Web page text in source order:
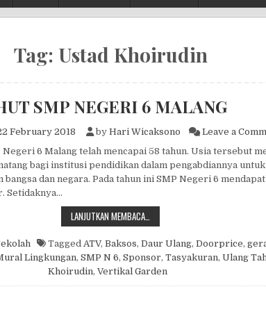
Tag: Ustad Khoirudin
SMP NEGERI 6 MALANG
February 2018 by Hari Wicaksono Leave a
Negeri 6 Malang telah mencapai 58 tahun. Usia tersebut
bagi institusi pendidikan dalam pengabdiannya untuk
dan negara. Pada tahun ini SMP Negeri 6
Setidaknya…
LANJUTKAN MEMBACA…
Tagged ATV, Baksos, Daur Ulang, Doorprice,
Lingkungan, SMP N 6, Sponsor, Tasyakuran, Ulang
Khoirudin, Vertikal Garden